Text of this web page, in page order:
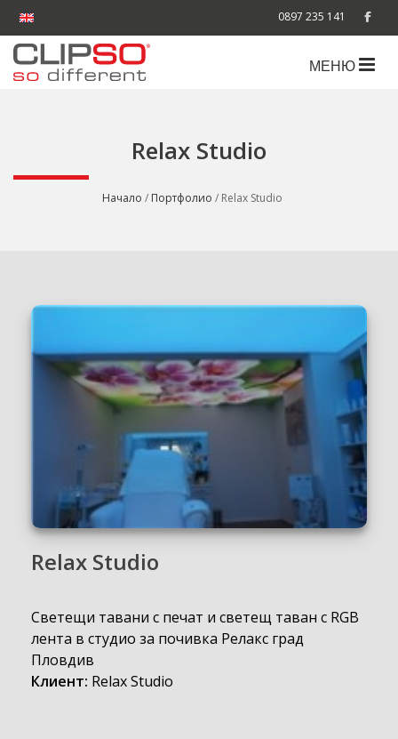
0897 235 141
МЕНЮ
Relax Studio
Начало / Портфолио / Relax Studio
Relax Studio
Светещи тавани с печат и светещ таван с RGB
лента в студио за почивка Релакс град
Пловдив
Клиент: Relax Studio